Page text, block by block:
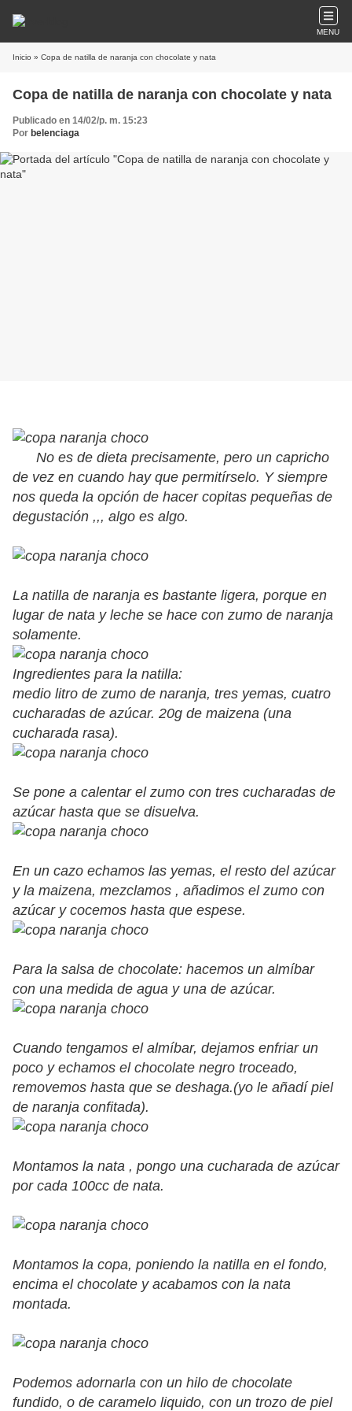
MENU
Inicio » Copa de natilla de naranja con chocolate y nata
Copa de natilla de naranja con chocolate y nata
Publicado en 14/02/p. m. 15:23
Por belenciaga
No es de dieta precisamente, pero un capricho
de vez en cuando hay que permitírselo. Y siempre
nos queda la opción de hacer copitas pequeñas de
degustación ,,, algo es algo.
La natilla de naranja es bastante ligera, porque en
lugar de nata y leche se hace con zumo de naranja
solamente.
Ingredientes para la natilla:
medio litro de zumo de naranja, tres yemas, cuatro
cucharadas de azúcar. 20g de maizena (una
cucharada rasa).
Se pone a calentar el zumo con tres cucharadas de
azúcar hasta que se disuelva.
En un cazo echamos las yemas, el resto del azúcar
y la maizena, mezclamos , añadimos el zumo con
azúcar y cocemos hasta que espese.
Para la salsa de chocolate: hacemos un almíbar
con una medida de agua y una de azúcar.
Cuando tengamos el almíbar, dejamos enfriar un
poco y echamos el chocolate negro troceado,
removemos hasta que se deshaga.(yo le añadí piel
de naranja confitada).
Montamos la nata , pongo una cucharada de azúcar
por cada 100cc de nata.
Montamos la copa, poniendo la natilla en el fondo,
encima el chocolate y acabamos con la nata
montada.
Podemos adornarla con un hilo de chocolate
fundido, o de caramelo liquido, con un trozo de piel